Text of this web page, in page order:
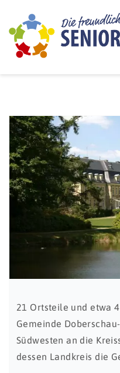
21 Ortsteile und etwa
Gemeinde
Südwesten an die
dessen Landkreis die